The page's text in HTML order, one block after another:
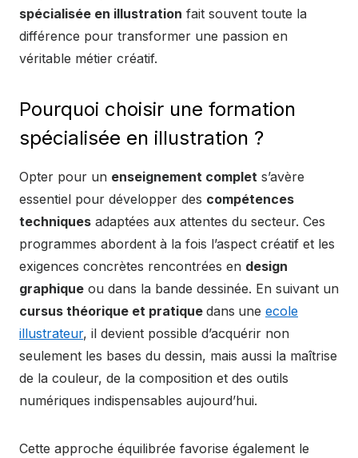
spécialisée en illustration fait souvent toute la
différence pour transformer une passion en
véritable métier créatif.
Pourquoi choisir une formation
spécialisée en illustration ?
Opter pour un enseignement complet s’avère
essentiel pour développer des compétences
techniques adaptées aux attentes du secteur. Ces
programmes abordent à la fois l’aspect créatif et les
exigences concrètes rencontrées en design
graphique ou dans la bande dessinée. En suivant un
cursus théorique et pratique dans une ecole
illustrateur, il devient possible d’acquérir non
seulement les bases du dessin, mais aussi la maîtrise
de la couleur, de la composition et des outils
numériques indispensables aujourd’hui.
Cette approche équilibrée favorise également le